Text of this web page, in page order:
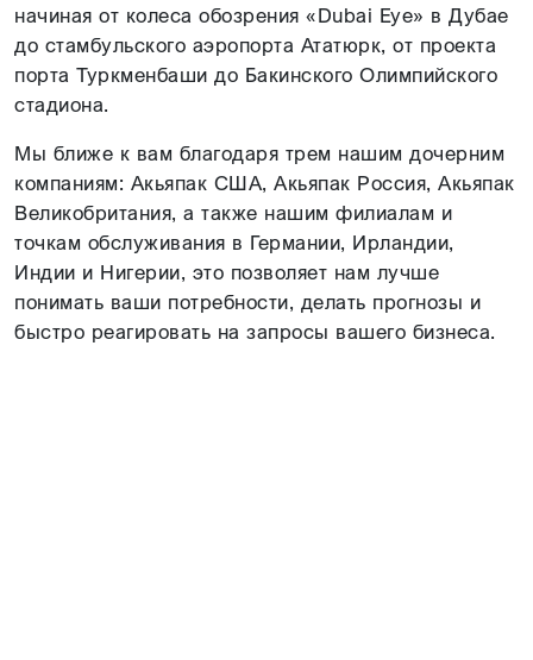
начиная от колеса обозрения «Dubai Eye» в Дубае
до стамбульского аэропорта Ататюрк, от проекта
порта Туркменбаши до Бакинского Олимпийского
стадиона.
Мы ближе к вам благодаря трем нашим дочерним
компаниям: Акьяпак США, Акьяпак Россия, Акьяпак
Великобритания, а также нашим филиалам и
точкам обслуживания в Германии, Ирландии,
Индии и Нигерии, это позволяет нам лучше
понимать ваши потребности, делать прогнозы и
быстро реагировать на запросы вашего бизнеса.